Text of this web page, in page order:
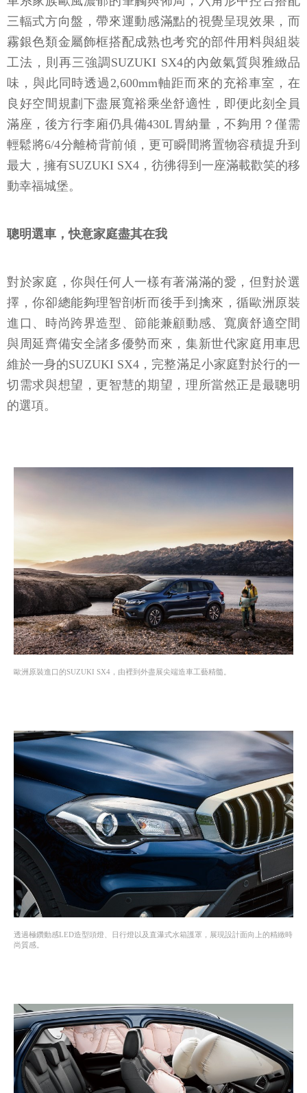
三輻式方向盤，帶來運動感滿點的視覺呈現效果，而
霧銀色類金屬飾框搭配成熟也考究的部件用料與組裝
工法，則再三強調SUZUKI SX4的內斂氣質與雅緻品
味，與此同時透過2,600mm軸距而來的充裕車室，在
良好空間規劃下盡展寬裕乘坐舒適性，即便此刻全員
滿座，後方行李廂仍具備430L胃納量，不夠用？僅需
輕鬆將6/4分離椅背前傾，更可瞬間將置物容積提升到
最大，擁有SUZUKI SX4，彷彿得到一座滿載歡笑的移
動幸福城堡。
聰明選車，快意家庭盡其在我
對於家庭，你與任何人一樣有著滿滿的愛，但對於選
擇，你卻總能夠理智剖析而後手到擒來，循歐洲原裝
進口、時尚跨界造型、節能兼顧動感、寬廣舒適空間
與周延齊備安全諸多優勢而來，集新世代家庭用車思
維於一身的SUZUKI SX4，完整滿足小家庭對於行的一
切需求與想望，更智慧的期望，理所當然正是最聰明
的選項。
歐洲原裝進口的SUZUKI SX4，由裡到外盡展尖端造車工藝精髓。
透過極鑽動感LED造型頭燈、日行燈以及直瀑式水箱護罩，展現設計面向上的精緻時
尚質感。